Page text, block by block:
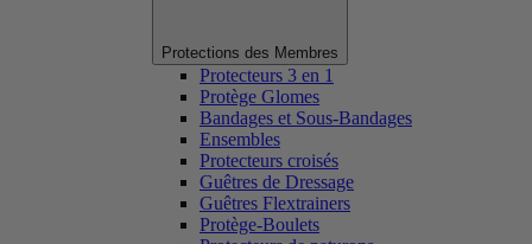
Protections des Membres
Protecteurs 3 en 1
Protège Glomes
Bandages et Sous-Bandages
Ensembles
Protecteurs croisés
Guêtres de Dressage
Guêtres Flextrainers
Protège-Boulets